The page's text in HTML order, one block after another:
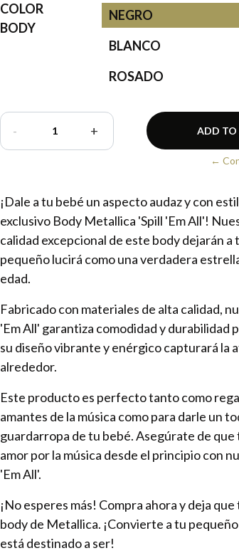
COLOR
BODY
NEGRO
BLANCO
ROSADO
- +
←
¡Dale a tu bebé un aspecto audaz y con
exclusivo Body Metallica 'Spill 'Em All'!
calidad excepcional de este body dejarán a
pequeño lucirá como una verdadera
edad.
Fabricado con materiales de alta calidad,
'Em All' garantiza comodidad y durabilidad
su diseño vibrante y enérgico capturará la
alrededor.
Este producto es perfecto tanto como
amantes de la música como para darle un
guardarropa de tu bebé. Asegúrate de
amor por la música desde el principio con
'Em All'.
¡No esperes más! Compra ahora y deja
body de Metallica. ¡Convierte a tu
está destinado a ser!